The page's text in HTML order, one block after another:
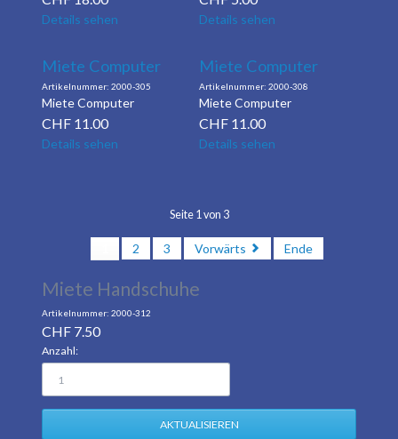
Details sehen Details sehen
Miete Computer
2000-305
Miete Computer
CHF 11.00
Details sehen
Miete Computer
2000-308
Miete Computer
CHF 11.00
Details sehen
Seite 1 von 3
2 3 Vorwärts Ende
Miete Handschuhe
2000-312
CHF 7.50
Anzahl: